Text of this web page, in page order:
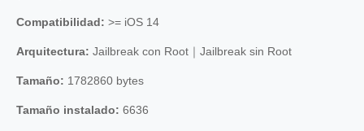
Compatibilidad: >= iOS 14
Arquitectura: Jailbreak con Root｜Jailbreak sin Root
Tamaño: 1782860 bytes
Tamaño instalado: 6636